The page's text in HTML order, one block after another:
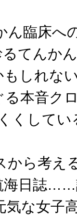
ん臨床へ
てんか
しれな
る本音
くしてい
から考え
海日誌
な女子